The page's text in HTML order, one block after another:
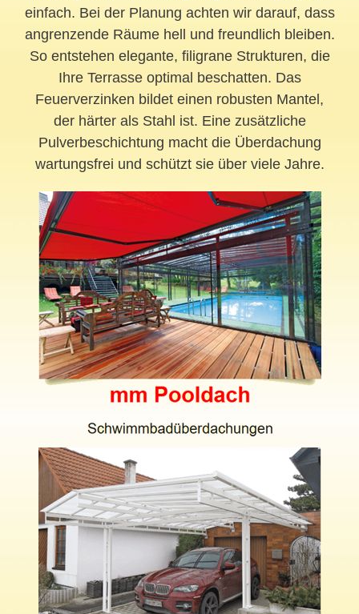
einfach. Bei der Planung achten wir darauf, dass
angrenzende Räume hell und freundlich bleiben.
So entstehen elegante, filigrane Strukturen, die
Ihre Terrasse optimal beschatten. Das
Feuerverzinken bildet einen robusten Mantel,
der härter als Stahl ist. Eine zusätzliche
Pulverbeschichtung macht die Überdachung
wartungsfrei und schützt sie über viele Jahre.